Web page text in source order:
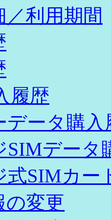
利用期間
履歴
データ購入
SIMデータ
式SIMカー
の変更